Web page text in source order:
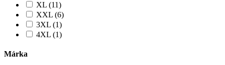
XL (11)
XXL (6)
3XL (1)
4XL (1)
Márka